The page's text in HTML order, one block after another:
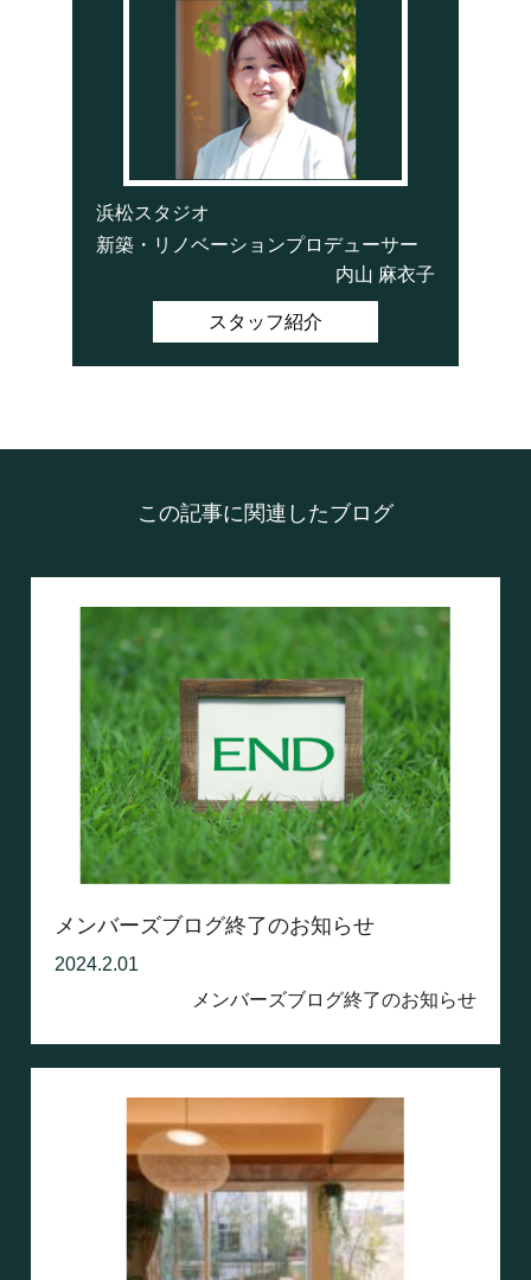
浜松スタジオ
新築・リノベーションプロデューサー
内山 麻衣子
スタッフ紹介
この記事に関連したブログ
メンバーズブログ終了のお知らせ
2024.2.01
メンバーズブログ終了のお知らせ